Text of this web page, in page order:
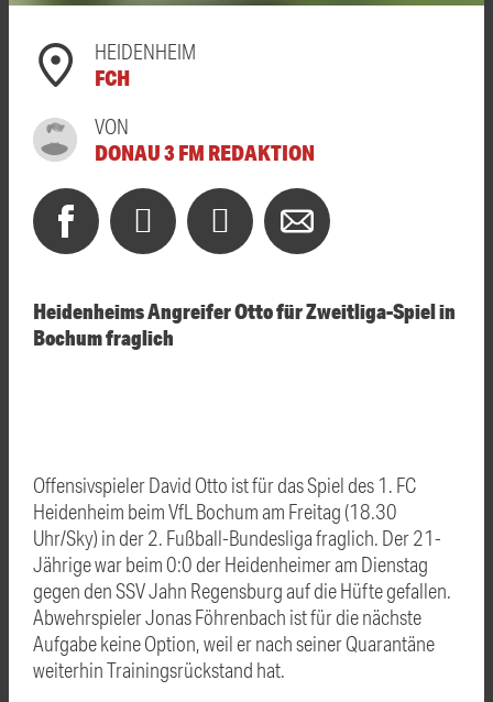
HEIDENHEIM
FCH
VON
DONAU 3 FM REDAKTION
Heidenheims Angreifer Otto für Zweitliga-Spiel in
Bochum fraglich
Offensivspieler David Otto ist für das Spiel des 1. FC
Heidenheim beim VfL Bochum am Freitag (18.30
Uhr/Sky) in der 2. Fußball-Bundesliga fraglich. Der 21-
Jährige war beim 0:0 der Heidenheimer am Dienstag
gegen den SSV Jahn Regensburg auf die Hüfte gefallen.
Abwehrspieler Jonas Föhrenbach ist für die nächste
Aufgabe keine Option, weil er nach seiner Quarantäne
weiterhin Trainingsrückstand hat.